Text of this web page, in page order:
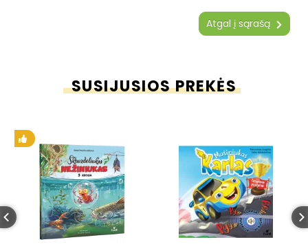
Atgal į sąrašą
SUSIJUSIOS PREKĖS